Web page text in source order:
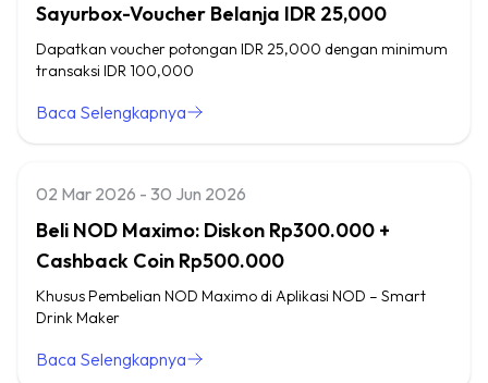
Sayurbox-Voucher Belanja IDR 25,000
Dapatkan voucher potongan IDR 25,000 dengan minimum
transaksi IDR 100,000
Baca Selengkapnya
02 Mar 2026 - 30 Jun 2026
Beli NOD Maximo: Diskon Rp300.000 +
Cashback Coin Rp500.000
Khusus Pembelian NOD Maximo di Aplikasi NOD – Smart
Drink Maker
Baca Selengkapnya